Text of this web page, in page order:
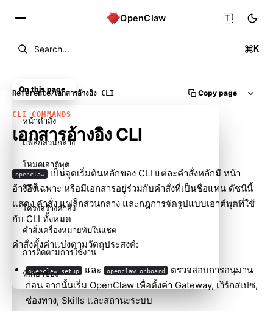
OpenClaw
Search... K
🇹🇭
Reference/เอกสารอ้างอิง CLI Copy page
CLI COMMANDS
เอกสารอ้างอิง CLI
openclaw เป็นจุดเริ่มต้นหลักของ CLI แต่ละคำสั่งหลักมี หน้า
อ้างอิงเฉพาะ หรือมีเอกสารอยู่ร่วมกับคำสั่งที่เป็นชื่อแทน ดัชนีนี้
แสดง คำสั่ง แฟล็กส่วนกลาง และกฎการจัดรูปแบบเอาต์พุตที่ใช้
กับ CLI ทั้งหมด
คำสั่งตั้งค่าแบ่งตามวัตถุประสงค์:
openclaw setup และ openclaw onboard ตรวจสอบการอนุมาน
ก่อน จากนั้นเริ่ม OpenClaw เพื่อตั้งค่า Gateway, เวิร์กสเปซ,
ช่องทาง, Skills และสถานะระบบ
On this page
หน้าคำสั่ง
แฟล็กส่วนกลาง
โหมดเอาต์พุต
ชุดสี
โครงสร้างคำสั่ง
คำสั่งเครื่องหมายทับในแชต
การติดตามการใช้งาน
ที่เกี่ยวข้อง